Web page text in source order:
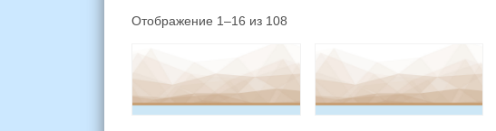
Отображение 1–16 из 108